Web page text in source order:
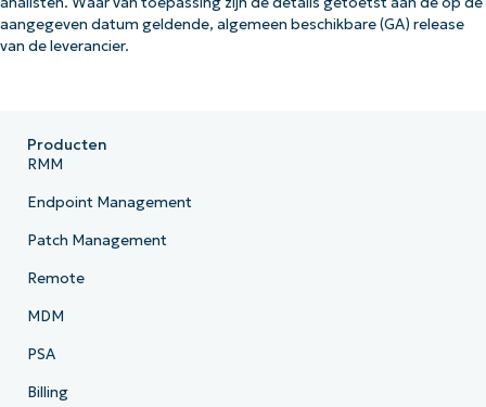
aangegeven datum geldende, algemeen beschikbare (GA) release
van de leverancier.
Producten
RMM
Endpoint Management
Patch Management
Remote
MDM
PSA
Billing